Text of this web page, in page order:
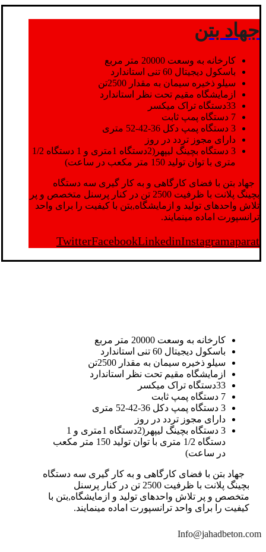
جهاد بتن
کارخانه به وسعت 20000 متر مربع
باسکول دیجیتال 60 تنی استاندارد
سیلو ذخیره سیمان به مقدار 2500تن
ازمایشگاه مقیم تحت نظر استاندارد
33دستگاه تراک میکسر
7 دستگاه پمپ ثابت
3 دستگاه پمپ دکل 36-42-52 متری
دارای مجوز تردد در روز
3 دستگاه بچینگ لیپهر(2دستگاه 1متری و 1 دستگاه 1/2
متری با توان تولید 150 متر مکعب در ساعت)
جهاد بتن با فضای کارگاهی و به کار گیری سه دستگاه
بچینگ پلانت با ظرفیت 2500 تن در کنار پرسنل متخصص و پر
تلاش واحدهای تولید و ازمایشگاه,بتن با کیفیت را برای واحد
ترانسپورت اماده مینمایند.
TwitterFacebookLinkedinInstagramaparat
کارخانه به وسعت 20000 متر مربع
باسکول دیجیتال 60 تنی استاندارد
سیلو ذخیره سیمان به مقدار 2500تن
ازمایشگاه مقیم تحت نظر استاندارد
33دستگاه تراک میکسر
7 دستگاه پمپ ثابت
3 دستگاه پمپ دکل 36-42-52 متری
دارای مجوز تردد در روز
3 دستگاه بچینگ لیپهر(2دستگاه 1متری و 1
دستگاه 1/2 متری با توان تولید 150 متر مکعب
در ساعت)
جهاد بتن با فضای کارگاهی و به کار گیری سه دستگاه
بچینگ پلانت با ظرفیت 2500 تن در کنار پرسنل
متخصص و پر تلاش واحدهای تولید و ازمایشگاه,بتن با
کیفیت را برای واحد ترانسپورت اماده مینمایند.
Info@jahadbeton.com